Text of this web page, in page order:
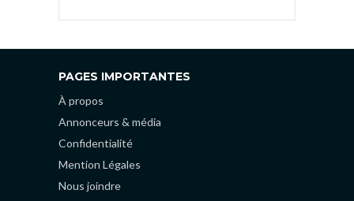
PAGES IMPORTANTES
À propos
Annonceurs & média
Confidentialité
Mention Légales
Nous joindre